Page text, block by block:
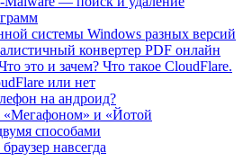
системы Windows разных версий
конвертер PDF онлайн
это и зачем? Что такое CloudFlare.
или нет
на андроид?
«Мегафоном» и «Йотой
способами
навсегда